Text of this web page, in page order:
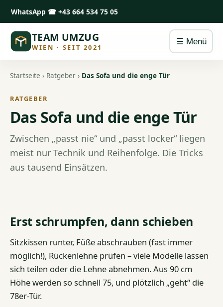
WhatsApp ☎ +43 664 534 75 05
TEAM UMZUG
WIEN · SEIT 2021
☰ Menü
Startseite › Ratgeber › Das Sofa und die enge Tür
RATGEBER
Das Sofa und die enge Tür
Zwischen „passt nie“ und „passt locker“ liegen
meist nur Technik und Reihenfolge. Die Tricks
aus tausend Einsätzen.
Erst schrumpfen, dann schieben
Sitzkissen runter, Füße abschrauben (fast immer
möglich!), Rückenlehne prüfen – viele Modelle lassen
sich teilen oder die Lehne abnehmen. Aus 90 cm
Höhe werden so schnell 75, und plötzlich „geht“ die
78er-Tür.